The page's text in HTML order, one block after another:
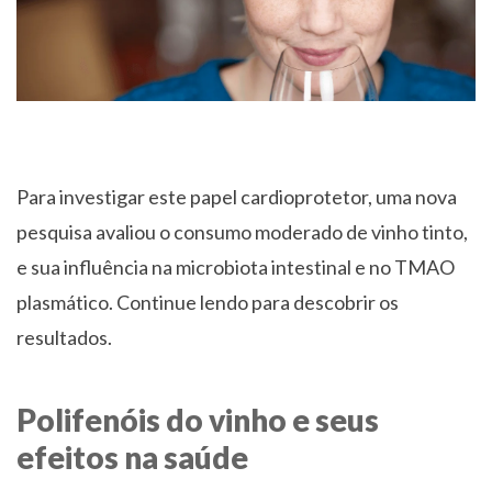
Para investigar este papel cardioprotetor, uma nova
pesquisa avaliou o consumo moderado de vinho tinto,
e sua influência na microbiota intestinal e no TMAO
plasmático. Continue lendo para descobrir os
resultados.
Polifenóis do vinho e seus
efeitos na saúde